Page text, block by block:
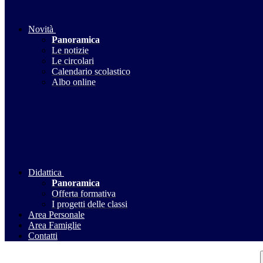
Novità
Panoramica
Le notizie
Le circolari
Calendario scolastico
Albo online
Didattica
Panoramica
Offerta formativa
I progetti delle classi
Area Personale
Area Famiglie
Contatti